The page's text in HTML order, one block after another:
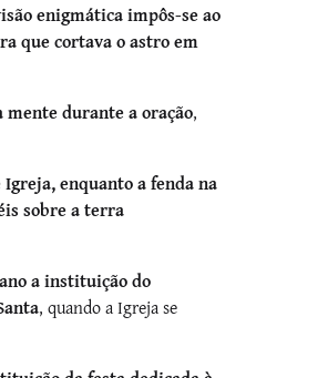
enigmática impôs-se ao
que cortava o astro em
durante a oração,
enquanto a fenda na
sobre a terra
a instituição do
, quando a Igreja se